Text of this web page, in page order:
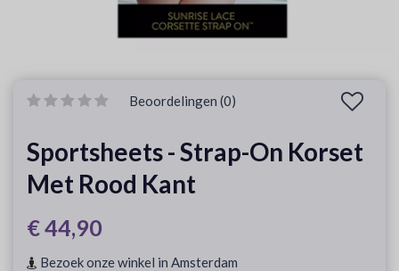
Beoordelingen (0)
Sportsheets - Strap-On Korset
Met Rood Kant
€ 44,90
Bezoek onze winkel in Amsterdam